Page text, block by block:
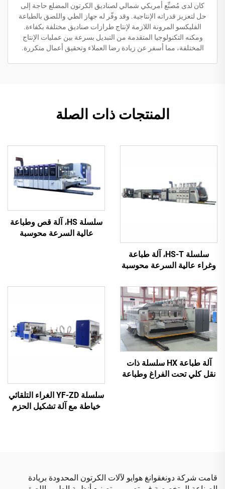
كان لدى مُصنِّع أمريكي شمالي لصناديق الكرتون المضلع حاجة إلى
حل لتعزيز قدراته الإنتاجية. وقد وفّر له جهاز الطي واللصق بالطباعة
الفليكسو المرونة اللازمة لإنتاج طرازات صناديق مختلفة بكفاءة.
ومكنه التكنولوجيا المتقدمة من التبديل بسرعة بين عمليات الإنتاج
المختلفة، مما أسفر عن زيادة رضا العملاء وتحقيق أعمال متكررة.
المنتجات ذات الصلة
سلسلة HS-T، آلة طباعة
وغراء عالية السرعة محوسبة
(للعلب الصغيرة)
سلسلة HS، آلة قص وطباعة
عالية السرعة محوسبة
آلة طباعة HX سلسلة ذات
نقل كلي تحت الفراغ وطباعة
سلسلة YF-ZD الغراء التلقائي
خياطة مع آلة تشكيل الحزم
قامت شركة دونغقوانغ هوايو لآلات الكرتون المحدودة بريادة